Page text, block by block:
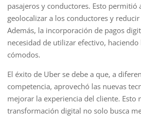
pasajeros y conductores. Esto permitió
geolocalizar a los conductores y
Además, la incorporación de pagos
necesidad de utilizar efectivo, haciendo
cómodos.
El éxito de Uber se debe a que, a
competencia, aprovechó las nuevas
mejorar la experiencia del cliente. Esto
transformación digital no solo busca